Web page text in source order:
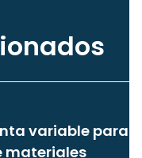
variable para
materiales